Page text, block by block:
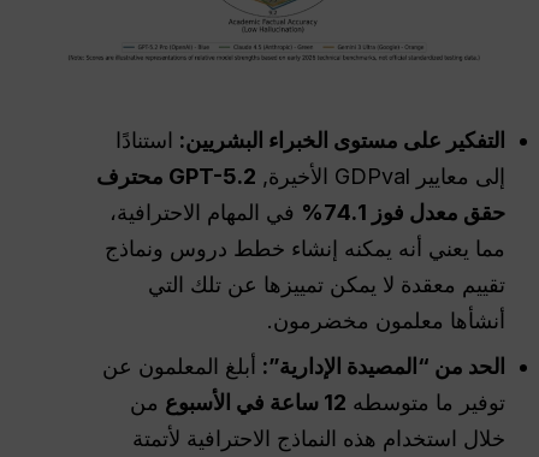
التفكير على مستوى الخبراء البشريين: استنادًا
إلى معايير GDPval الأخيرة,
GPT-5.2 محترف
حقق معدل فوز 74.1%
في المهام الاحترافية،
مما يعني أنه يمكنه إنشاء خطط دروس ونماذج
تقييم معقدة لا يمكن تمييزها عن تلك التي
أنشأها معلمون مخضرمون.
الحد من “المصيدة الإدارية”: أبلغ المعلمون عن
توفير ما متوسطه 12 ساعة في الأسبوع
من
خلال استخدام هذه النماذج الاحترافية لأتمتة